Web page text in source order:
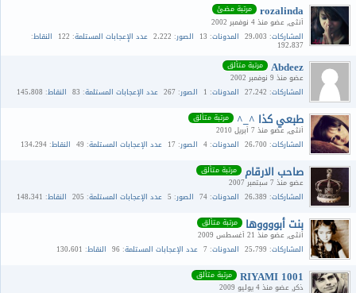
rozalinda مرتبة مضئ
أنثى عضو منذ 4 نوفمبر 2002
المشاركات 29،003 المدونات 13 الصور 2،222 عدد الإعجابات المستلمة 122 النقاط
192،837
Abdeez مرتبة متألق
عضو منذ 9 نوفمبر 2002
المشاركات 27،242 المدونات 1 الصور 267 عدد الإعجابات المستلمة 83 النقاط 145،808
طبعي كذا ^_^
مرتبة متألق
أنثى عضو منذ 7 أبريل 2010
المشاركات 26،700 المدونات 4 الصور 17 عدد الإعجابات المستلمة 49 النقاط 134،294
صاحب الارقام مرتبة متألق
عضو منذ 7 سبتمبر 2007
المشاركات 26،389 المدونات 74 الصور 5 عدد الإعجابات المستلمة 205 النقاط 148،341
بنت أبووووها
مرتبة متألق
أنثى عضو منذ 21 أغسطس 2009
المشاركات 25،799 المدونات 7 عدد الإعجابات المستلمة 96 النقاط 130،601
RIYAMI 1001 مرتبة متألق
ذكر عضو منذ 4 يوليو 2009